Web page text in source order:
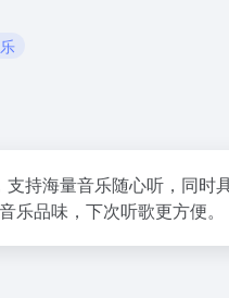
持海量音乐随心听，同时
品味，下次听歌更方便。